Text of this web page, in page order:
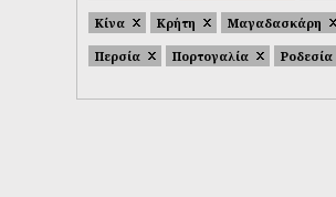
Κίνα
Κρήτη Μαγαδασκάρη
Περσία
Πορτογαλία Ροδεσία